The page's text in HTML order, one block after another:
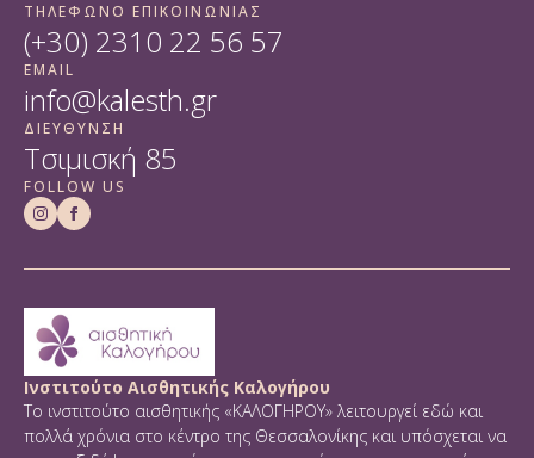
ΤΗΛΕΦΩΝΟ ΕΠΙΚΟΙΝΩΝΙΑΣ
(+30) 2310 22 56 57
EMAIL
info@kalesth.gr
ΔΙΕΥΘΥΝΣΗ
Τσιμισκή 85
FOLLOW US
Ινστιτούτο Αισθητικής Καλογήρου
Το ινστιτούτο αισθητικής «ΚΑΛΟΓΗΡΟΥ» λειτουργεί εδώ και
πολλά χρόνια στο κέντρο της Θεσσαλονίκης και υπόσχεται να